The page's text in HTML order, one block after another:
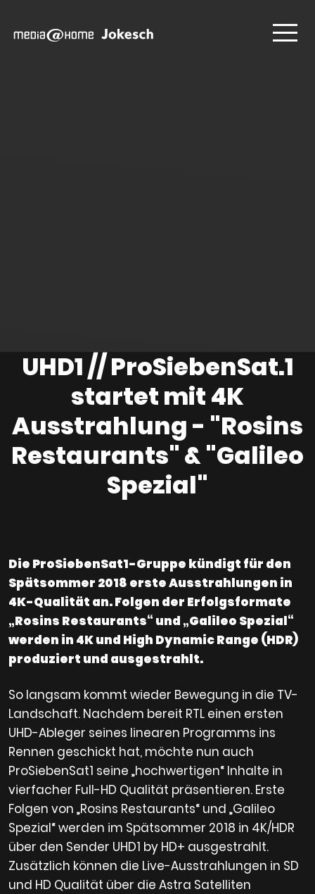
UHD1 // ProSiebenSat.1
startet mit 4K
Ausstrahlung - "Rosins
Restaurants" & "Galileo
Spezial"
Die ProSiebenSat1-Gruppe kündigt für den
Spätsommer 2018 erste Ausstrahlungen in
4K-Qualität an. Folgen der Erfolgsformate
„Rosins Restaurants“ und „Galileo Spezial“
werden in 4K und High Dynamic Range (HDR)
produziert und ausgestrahlt.
So langsam kommt wieder Bewegung in die TV-
Landschaft. Nachdem bereit RTL einen ersten
UHD-Ableger seines linearen Programms ins
Rennen geschickt hat, möchte nun auch
ProSiebenSat1 seine „hochwertigen“ Inhalte in
vierfacher Full-HD Qualität präsentieren. Erste
Folgen von „Rosins Restaurants“ und „Galileo
Spezial“ werden im Spätsommer 2018 in 4K/HDR
über den Sender UHD1 by HD+ ausgestrahlt.
Zusätzlich können die Live-Ausstrahlungen in SD
und HD Qualität über die Astra Satelliten